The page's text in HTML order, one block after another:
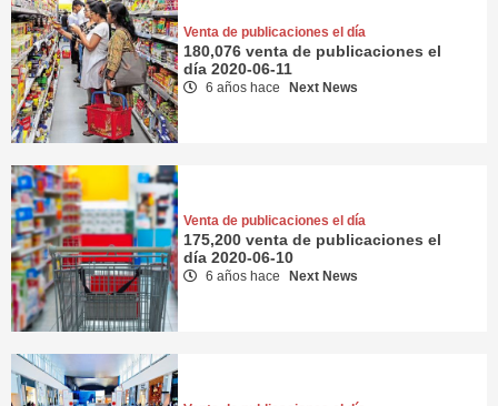
Venta de publicaciones el día
180,076 venta de publicaciones el
día 2020-06-11
6 años hace Next News
Venta de publicaciones el día
175,200 venta de publicaciones el
día 2020-06-10
6 años hace Next News